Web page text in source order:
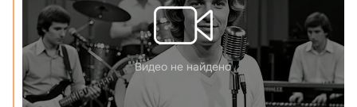
Видео не найдено